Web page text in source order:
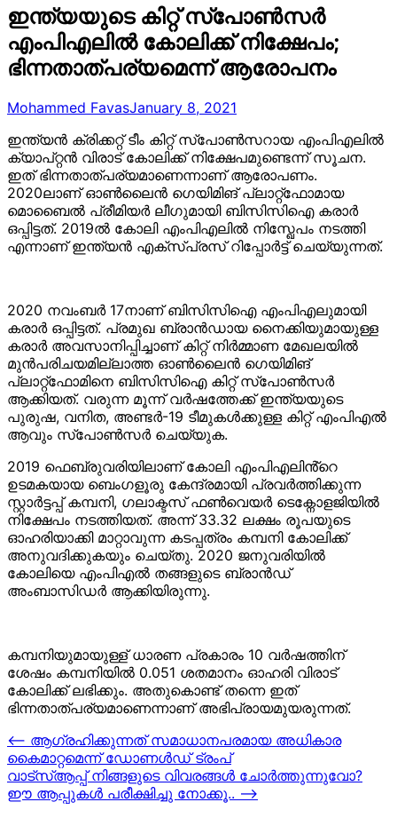
ഇന്ത്യയുടെ കിറ്റ് സ്പോൺസർ
എംപിഎലിൽ കോലിക്ക് നിക്ഷേപം;
ഭിന്നതാത്പര്യമെന്ന് ആരോപനം
Mohammed FavasJanuary 8, 2021
ഇന്ത്യൻ ക്രിക്കറ്റ് ടീം കിറ്റ് സ്പോൺസറായ എംപിഎലിൽ
ക്യാപ്റ്റൻ വിരാട് കോലിക്ക് നിക്ഷേപമുണ്ടെന്ന് സൂചന.
ഇത് ഭിന്നതാത്പര്യമാണെന്നാണ് ആരോപണം.
2020ലാണ് ഓൺലൈൻ ഗെയിമിങ് പ്ലാറ്റ്ഫോമായ
മൊബൈൽ പ്രീമിയർ ലീഗുമായി ബിസിസിഐ കരാർ
ഒപ്പിട്ടത്. 2019ൽ കോലി എംപിഎലിൽ നിസ്ഖേപം നടത്തി
എന്നാണ് ഇന്ത്യൻ എക്സ്പ്രസ് റിപ്പോർട്ട് ചെയ്യുന്നത്.
2020 നവംബർ 17നാണ് ബിസിസിഐ എംപിഎലുമായി
കരാർ ഒപ്പിട്ടത്. പ്രമുഖ ബ്രാൻഡായ നൈക്കിയുമായുള്ള
കരാർ അവസാനിപ്പിച്ചാണ് കിറ്റ് നിർമ്മാണ മേഖലയിൽ
മുൻപരിചയമില്ലാത്ത ഓൺലൈൻ ഗെയിമിങ്
പ്ലാറ്റ്ഫോമിനെ ബിസിസിഐ കിറ്റ് സ്പോൺസർ
ആക്കിയത്. വരുന്ന മൂന്ന് വർഷത്തേക്ക് ഇന്ത്യയുടെ
പുരുഷ, വനിത, അണ്ടർ-19 ടീമുകൾക്കുള്ള കിറ്റ് എംപിഎൽ
ആവും സ്പോൺസർ ചെയ്യുക.
2019 ഫെബ്രുവരിയിലാണ് കോലി എംപിഎലിൻ്റെ
ഉടമകയായ ബെംഗളൂരു കേന്ദ്രമായി പ്രവർത്തിക്കുന്ന
സ്റ്റാർട്ടപ്പ് കമ്പനി, ഗലാക്ടസ് ഫൺവെയർ ടെക്നോളജിയിൽ
നിക്ഷേപം നടത്തിയത്. അന്ന് 33.32 ലക്ഷം രൂപയുടെ
ഓഹരിയാക്കി മാറ്റാവുന്ന കടപ്പത്രം കമ്പനി കോലിക്ക്
അനുവദിക്കുകയും ചെയ്തു. 2020 ജനുവരിയിൽ
കോലിയെ എംപിഎൽ തങ്ങളുടെ ബ്രാൻഡ്
അംബാസിഡർ ആക്കിയിരുന്നു.
കമ്പനിയുമായുള്ള് ധാരണ പ്രകാരം 10 വർഷത്തിന്
ശേഷം കമ്പനിയിൽ 0.051 ശതമാനം ഓഹരി വിരാട്
കോലിക്ക് ലഭിക്കും. അതുകൊണ്ട് തന്നെ ഇത്
ഭിന്നതാത്പര്യമാണെന്നാണ് അഭിപ്രായമുയരുന്നത്.
Post
navigation
⟵ ആഗ്രഹിക്കുന്നത് സമാധാനപരമായ അധികാര
കൈമാറ്റമെന്ന് ഡോണള്‍ഡ് ട്രംപ്
വാട്സ്ആപ്പ് നിങ്ങളുടെ വിവരങ്ങൾ ചോർത്തുന്നുവോ?
ഈ ആപ്പുകൾ പരീക്ഷിച്ചു നോക്കൂ.. ⟶